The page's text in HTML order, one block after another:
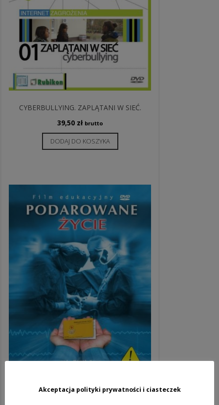
CYBERBULLYING. ZAPLĄTANI W SIEĆ.
39,50 zł brutto
DODAJ DO KOSZYKA
Akceptacja polityki prywatności i ciasteczek